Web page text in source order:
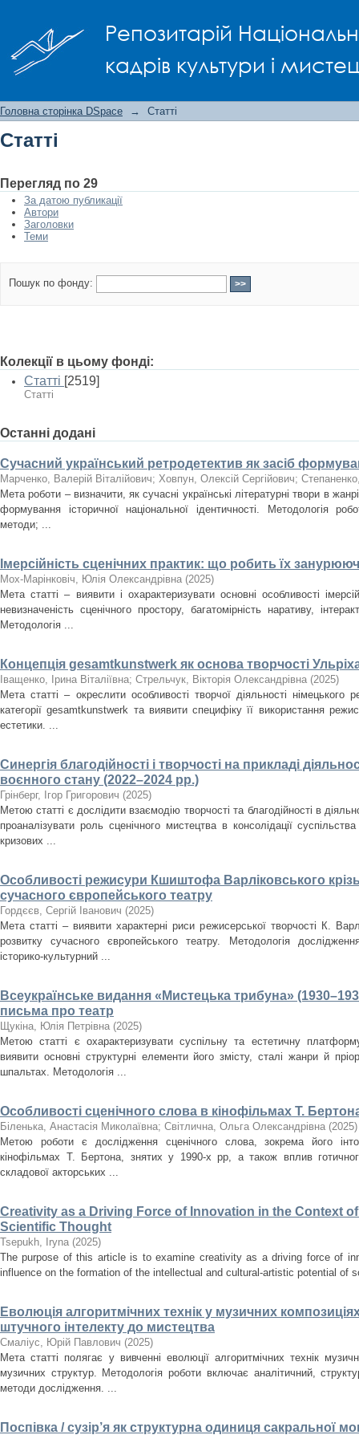
Репозитарій
кадрів культури і
Головна сторінка DSpace → Статті
Статті
Перегляд по 29
За датою публикації
Автори
Заголовки
Теми
Пошук по фонду:
Колекції в цьому фонді:
Статті [2519]
Статті
Останні додані
Сучасний український ретродетектив як засіб
Марченко, Валерій Віталійович; Ховпун, Олексій Сергійович;
Мета роботи – визначити, як сучасні українські літературні твори в
формування історичної національної ідентичності. Методологія
методи; ...
Імерсійність сценічних практик: що робить їх
Мох-Марінковіч, Юлія Олександрівна (2025)
Мета статті – виявити і охарактеризувати основні особливості
невизначеність сценічного простору, багатомірність наративу,
Методологія ...
Концепція gesamtkunstwerk як основа творчості
Іващенко, Ірина Віталіївна; Стрельчук, Вікторія Олександрівна (2025)
Мета статті – окреслити особливості творчої діяльності
категорії gesamtkunstwerk та виявити специфіку її використання
естетики. ...
Синергія благодійності і творчості на прикладі
воєнного стану (2022–2024 рр.)
Грінберг, Ігор Григорович (2025)
Метою статті є дослідити взаємодію творчості та благодійності в
проаналізувати роль сценічного мистецтва в консолідації
кризових ...
Особливості режисури Кшиштофа Варліковського
сучасного європейського театру
Гордєєв, Сергій Іванович (2025)
Мета статті – виявити характерні риси режисерської творчості К.
розвитку сучасного європейського театру. Методологія
історико-культурний ...
Всеукраїнське видання «Мистецька трибуна»
письма про театр
Щукіна, Юлія Петрівна (2025)
Метою статті є охарактеризувати суспільну та естетичну
виявити основні структурні елементи його змісту, сталі жанри й
шпальтах. Методологія ...
Особливості сценічного слова в кінофільмах Т.
Біленька, Анастасія Миколаївна; Світлична, Ольга Олександрівна (2025)
Метою роботи є дослідження сценічного слова, зокрема його
кінофільмах Т. Бертона, знятих у 1990-х рр, а також вплив
складової акторських ...
Creativity as a Driving Force of Innovation in the Context
Scientific Thought
Tsepukh, Iryna (2025)
The purpose of this article is to examine creativity as a driving force of
influence on the formation of the intellectual and cultural-artistic potential of
Еволюція алгоритмічних технік у музичних
штучного інтелекту до мистецтва
Смаліус, Юрій Павлович (2025)
Мета статті полягає у вивченні еволюції алгоритмічних технік
музичних структур. Методологія роботи включає аналітичний,
методи дослідження. ...
Поспівка / сузір’я як структурна одиниця сакральної